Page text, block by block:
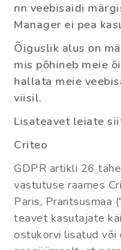
nn veebisaidi
Manager ei pea
Õiguslik alus on
mis põhineb meie
hallata meie
viisil.
Lisateavet leiate
Criteo
GDPR artikli 26
vastutuse raames
Paris, Prantsusmaa
teavet kasutajate
ostukorvi lisatud